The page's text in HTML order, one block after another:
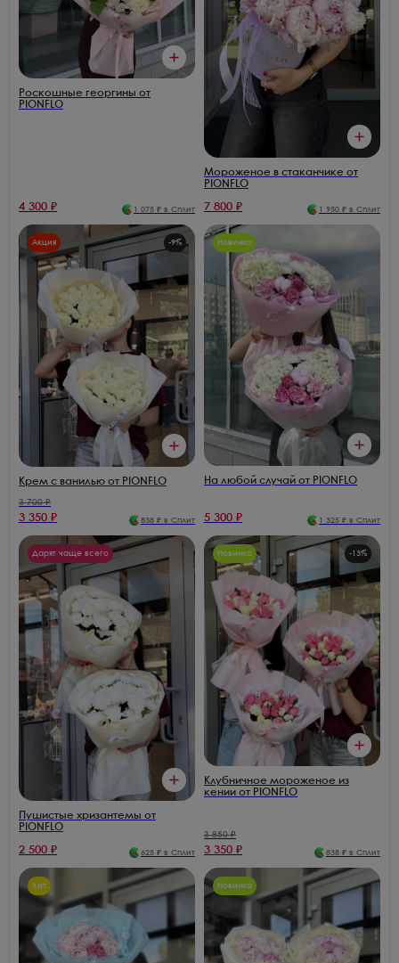
Роскошные георгины от
PIONFLO
4 300 ₽ 1 075 ₽ в Сплит
Мороженое в стаканчике от
PIONFLO
7 800 ₽ 1 950 ₽ в Сплит
Акция -9%
Крем с ванилью от PIONFLO
3 700₽
3 350 ₽ 838 ₽ в Сплит
Новинка
На любой случай от PIONFLO
5 300 ₽ 1 325 ₽ в Сплит
Дарят чаще всего
Пушистые хризантемы от
PIONFLO
2 500 ₽ 625 ₽ в Сплит
Новинка -13%
Клубничное мороженое из
кении от PIONFLO
3 850₽
3 350 ₽ 838 ₽ в Сплит
Хит Новинка